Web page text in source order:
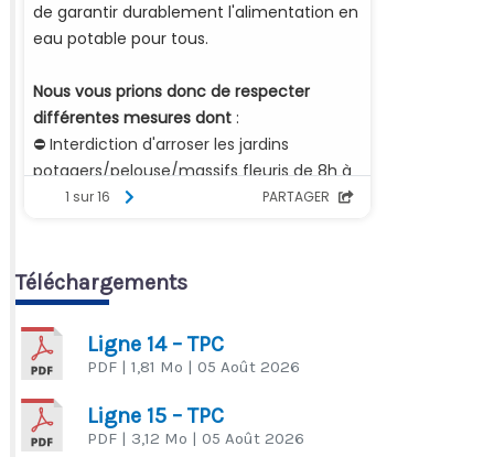
Téléchargements
Ligne 14 – TPC
PDF | 1,81 Mo | 05 Août 2026
Ligne 15 – TPC
PDF | 3,12 Mo | 05 Août 2026